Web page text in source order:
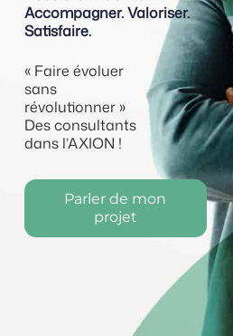
Accompagner. Valoriser.
Satisfaire.
« Faire évoluer
sans
révolutionner »
Des consultants
dans l’AXION !
Parler de mon
projet